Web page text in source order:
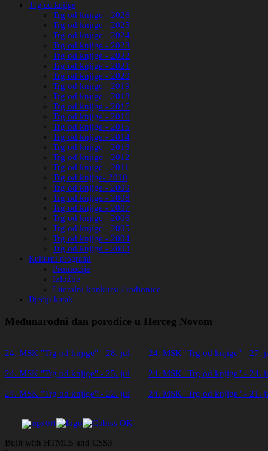
Trg od knjige
Trg od knjige - 2026
Trg od knjige - 2025
Trg od knjige - 2024
Trg od knjige - 2023
Trg od knjige - 2022
Trg od knjige - 2021
Trg od knjige - 2020
Trg od knjige - 2019
Trg od knjige - 2018
Trg od knjige - 2017
Trg od knjige - 2016
Trg od knjige - 2015
Trg od knjige - 2014
Trg od knjige - 2013
Trg od knjige - 2012
Trg od knjige - 2011
Trg od knjige- 2010
Trg od knjige - 2009
Trg od knjige - 2008
Trg od knjige - 2007
Trg od knjige - 2006
Trg od knjige - 2005
Trg od knjige - 2004
Trg od knjige - 2003
Kulturni programi
Promocije
Izložbe
Literalni konkursi / radionice
Dječiji kutak
Međunarodni dan porodice u Herceg Novom
24. MSK "Trg od knjige" - 28. jul 24. MSK "Trg od knjige" - 27.
24. MSK "Trg od knjige" - 25. jul 24. MSK "Trg od knjige" - 24.
24. MSK "Trg od knjige" - 22. jul 24. MSK "Trg od knjige" - 21.
Built with HTML5 and CSS3